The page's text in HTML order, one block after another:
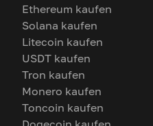
Ethereum kaufen
Solana kaufen
Litecoin kaufen
USDT kaufen
Tron kaufen
Monero kaufen
Toncoin kaufen